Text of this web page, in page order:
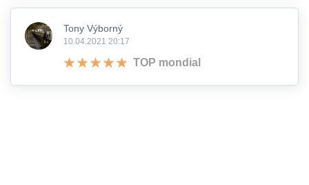
Tony Výborný
10.04.2021 20:17
TOP mondial